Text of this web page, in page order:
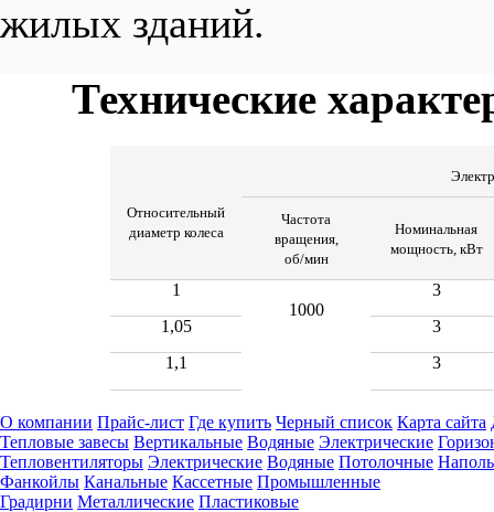
жилых зданий.
Технические
Относительный
диаметр колеса
Частота
вращения,
об/мин
Номинальная
мощность, кВт
1
1000
3
1,05
3
1,1
3
О компании Прайс-лист Где купить Черный список Карта сайта
Тепловые завесы Вертикальные Водяные Электрические
Тепловентиляторы Электрические Водяные Потолочные
Фанкойлы Канальные Кассетные Промышленные
Градирни Металлические Пластиковые